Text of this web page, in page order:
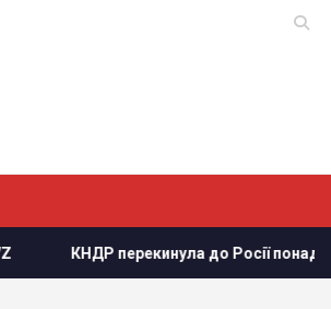
до Росії понад 100 ракет: в ISW